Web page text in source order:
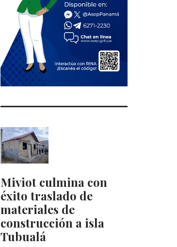
Miviot culmina con
éxito traslado de
materiales de
construcción a isla
Tubualá